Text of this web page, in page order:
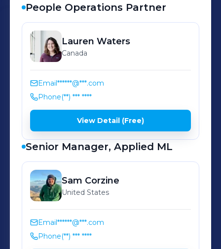
People Operations Partner
Lauren Waters
Canada
Email******@***.com
Phone(**) *** ****
View Detail (Free)
Senior Manager, Applied ML
Sam Corzine
United States
Email******@***.com
Phone(**) *** ****